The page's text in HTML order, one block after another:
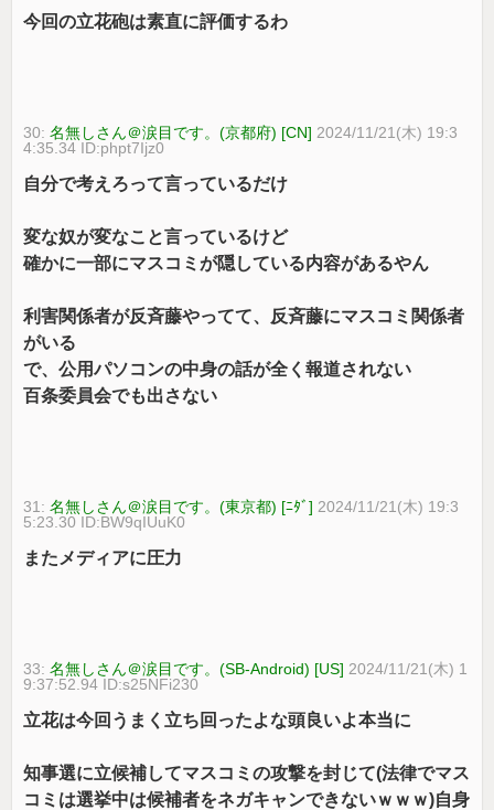
今回の立花砲は素直に評価するわ
30:名無しさん＠涙目です。(京都府) [CN] 2024/11/21(木) 19:3
4:35.34 ID:phpt7Ijz0
自分で考えろって言っているだけ
変な奴が変なこと言っているけど
確かに一部にマスコミが隠している内容があるやん
利害関係者が反斉藤やってて、反斉藤にマスコミ関係者
がいる
で、公用パソコンの中身の話が全く報道されない
百条委員会でも出さない
31:名無しさん＠涙目です。(東京都) [ﾆﾀﾞ] 2024/11/21(木) 19:3
5:23.30 ID:BW9qIUuK0
またメディアに圧力
33:名無しさん＠涙目です。(SB-Android) [US] 2024/11/21(木) 1
9:37:52.94 ID:s25NFi230
立花は今回うまく立ち回ったよな頭良いよ本当に
知事選に立候補してマスコミの攻撃を封じて(法律でマス
コミは選挙中は候補者をネガキャンできないｗｗｗ)自身